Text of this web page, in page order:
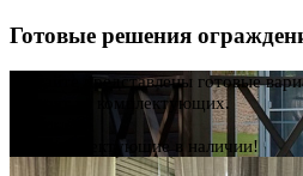
Готовые решения
На сайте представлены готовые
состоят из комплектующих.
Все комплектующие в наличии!